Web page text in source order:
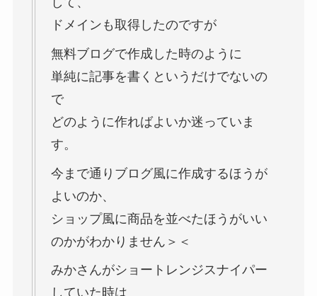
ドメインも取得したのですが
無料ブログで作成した時のように
単純に記事を書くというだけでないの
で
どのように作ればよいか迷っていま
す。
今まで通りブログ風に作成するほうが
よいのか、
ショップ風に商品を並べたほうがいい
のかがわかりません＞＜
みかさんがショートレンジスナイパー
していた時は